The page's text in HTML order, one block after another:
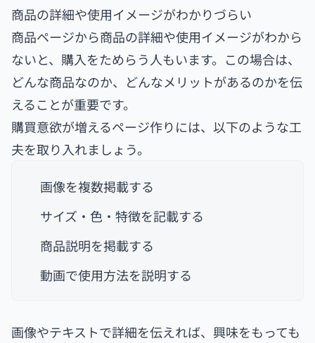
商品の詳細や使用イメージがわかりづらい
商品ページから商品の詳細や使用イメージがわから
ないと、購入をためらう人もいます。この場合は、
どんな商品なのか、どんなメリットがあるのかを伝
えることが重要です。
購買意欲が増えるページ作りには、以下のような工
夫を取り入れましょう。
画像を複数掲載する
サイズ・色・特徴を記載する
商品説明を掲載する
動画で使用方法を説明する
画像やテキストで詳細を伝えれば、興味をもっても